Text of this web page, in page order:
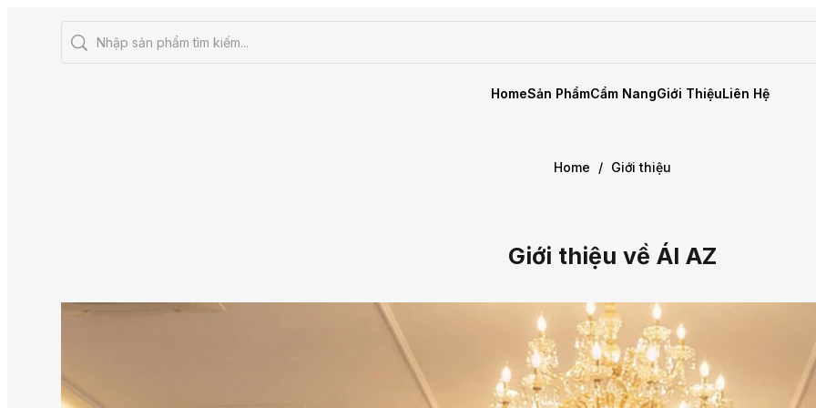
HomeSản PhẩmCẩm NangGiới ThiệuLiên Hệ
Home / Giới thiệu
Giới thiệu về ÁI AZ